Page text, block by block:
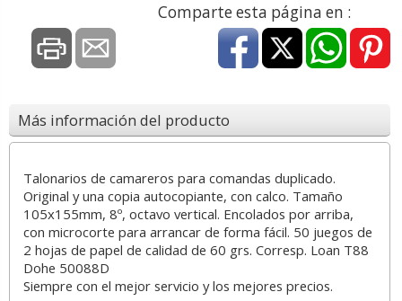
Comparte esta página en :
Más información del producto
Talonarios de camareros para comandas duplicado.
Original y una copia autocopiante, con calco. Tamaño
105x155mm, 8º, octavo vertical. Encolados por arriba,
con microcorte para arrancar de forma fácil. 50 juegos de
2 hojas de papel de calidad de 60 grs. Corresp. Loan T88
Dohe 50088D
Siempre con el mejor servicio y los mejores precios.